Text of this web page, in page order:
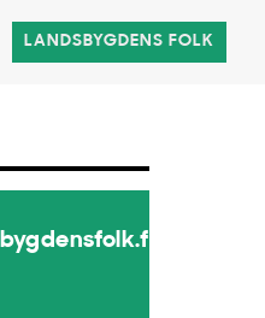
LANDSBYGDENS FOLK